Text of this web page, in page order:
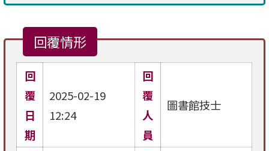
回覆情形
回
覆
日
期
2025-02-19
12:24
回
覆
人
員
圖書館技士